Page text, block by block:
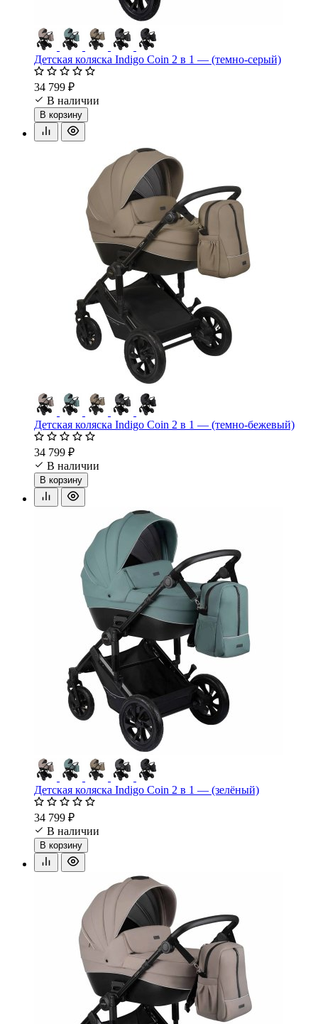
Детская коляска Indigo Coin 2 в 1 — (темно-серый)
34 799 ₽
В наличии
В корзину
Детская коляска Indigo Coin 2 в 1 — (темно-бежевый)
34 799 ₽
В наличии
В корзину
Детская коляска Indigo Coin 2 в 1 — (зелёный)
34 799 ₽
В наличии
В корзину